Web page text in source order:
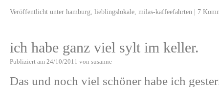
Veröffentlicht unter hamburg lieblingslokale milas-kaffeefahrten | 7
ich habe ganz viel sylt im keller.
Publiziert am 24/10/2011 von susanne
Das und noch viel schöner habe ich